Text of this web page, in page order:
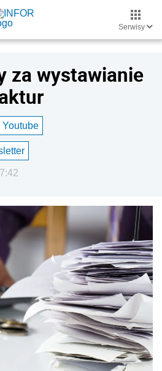
Serwisy
za wystawianie
Youtube